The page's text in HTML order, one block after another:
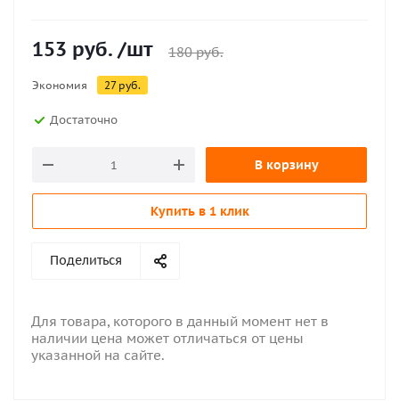
153 руб. /шт 180руб.
Экономия 27руб.
Достаточно
В корзину
Купить в 1 клик
Поделиться
Для товара, которого в данный момент нет в
наличии цена может отличаться от цены
указанной на сайте.